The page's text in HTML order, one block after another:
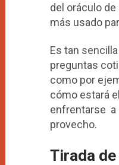
del oráculo
más usado
Es tan
preguntas
como por
cómo estará
enfrentarse a
provecho.
Tirada de